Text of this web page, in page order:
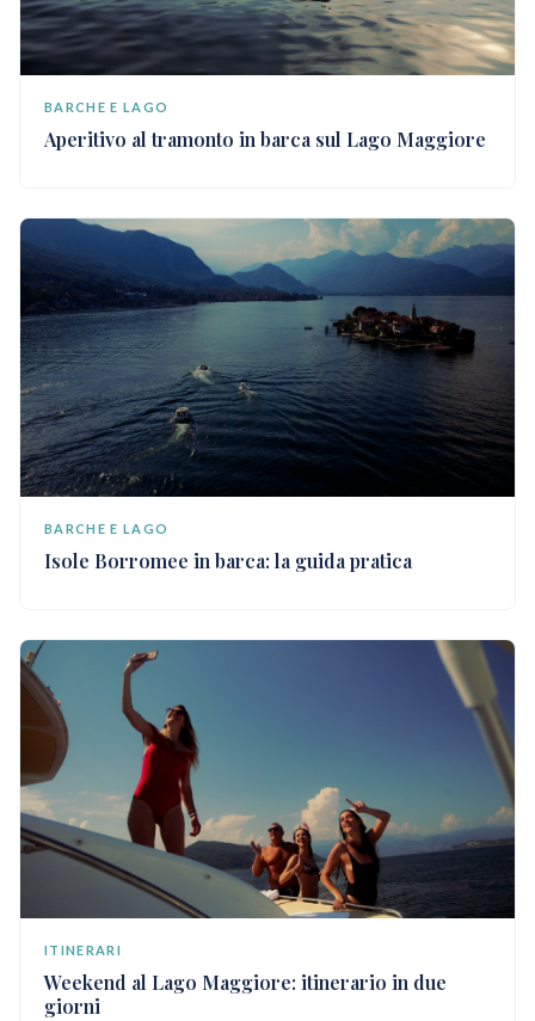
BARCHE E LAGO
Aperitivo al tramonto in barca sul Lago Maggiore
BARCHE E LAGO
Isole Borromee in barca: la guida pratica
ITINERARI
Weekend al Lago Maggiore: itinerario in due
giorni